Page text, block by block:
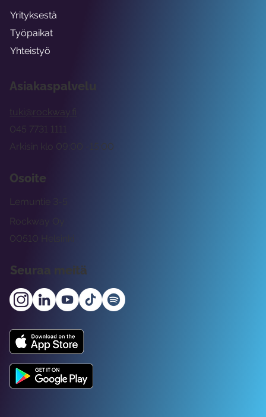
Asiakaspalvelu
tuki@rockway.fi
Arkisin klo 09:00 -15:00
045 7731 1111
Osoite
Rockway Oy
Lemuntie 3-5
00510 Helsinki
Seuraa meitä
Yrityksestä
Työpaikat
Yhteistyö